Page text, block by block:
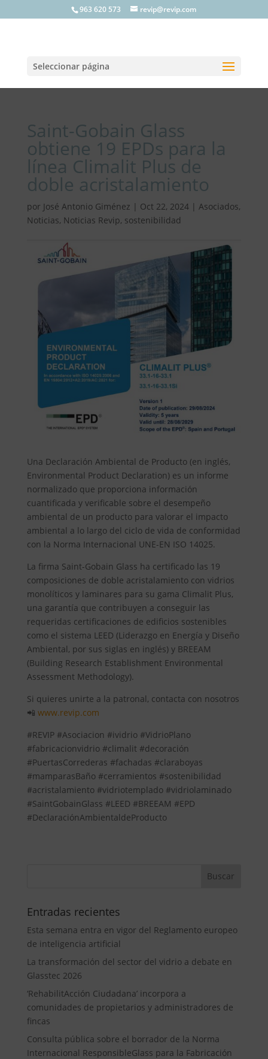
963 620 573 revip@revip.com
Seleccionar página
Saint-Gobain Glass
obtiene 19 EPDs para la
línea Climalit Plus de
doble acristalamiento
por José Antonio Giménez | Oct 22, 2024| Asociados,
Noticias, Noticias Revip, sostenibilidad
Una Declaración Ambiental de Producto (en inglés,
Environmental Product Declaration) es un informe
normalizado que proporciona información
cuantificada y verificable sobre el desempeño
ambiental de un producto para valorar el impacto
ambiental a lo largo del ciclo de vida de conformidad
con la Norma Internacional UNE-EN ISO 14025.
La firma Saint-Gobain Glass ha certificado las 19
composiciones de doble acristalamiento con vidrios
monolíticos y laminares para su gama Climalit Plus,
una garantía que contribuyen a conseguir las
requeridas certificaciones de edificios sostenibles
como el sistema LEED (Liderazgo en Energía y Diseño
Ambiental, por sus siglas en inglés) y BREEAM
(Building Research Establishment Environmental
Assessment Methodology).
Si quieres unirte a la patronal, contacta con nosotros
📲 www.revip.com
#REVIP #Asociacion #ividrio #VidrioPlano
#fabricacionvidrio #climalit #decoración
#PuertasCorrederas #fachadas #claraboyas
#mamparasBaño #cerramientos #sostenibilidad
#acristalamiento #vidriotemplado #vidriolaminado
#SaintGobainGlass #LEED #BREEAM #EPD
#DeclaraciónAmbientaldeProducto
Entradas recientes
Esta semana entra en vigor del Reglamento europeo
de inteligencia artificial
La transformación del sector del vidrio a debate en
Glasstec 2026
‘RehabilitAcción Ciudadana’ incorpora a
comunidades de propietarios y administradores de
fincas
Consulta pública sobre el borrador de la Norma
Internacional ResponsibleGlass para la Fabricación